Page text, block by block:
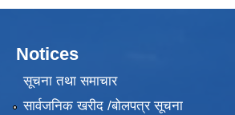
Notices
सूचना तथा समाचार
सार्वजनिक खरीद /बोलपत्र सूचना